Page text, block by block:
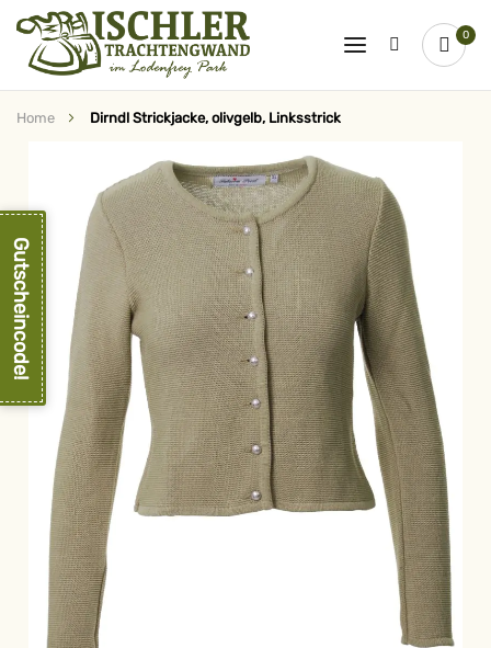
0
Home Dirndl Strickjacke, olivgelb, Linksstrick
Bildergalerie
springen
Gutscheincode!